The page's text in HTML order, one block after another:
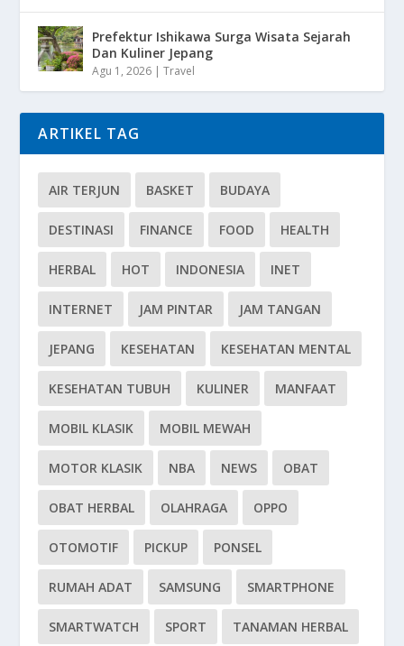
Prefektur Ishikawa Surga Wisata Sejarah
Dan Kuliner Jepang
Agu 1, 2026 |Travel
ARTIKEL TAG
AIR TERJUN BASKET BUDAYA
DESTINASI FINANCE FOOD HEALTH
HERBAL HOT INDONESIA INET
INTERNET JAM PINTAR JAM TANGAN
JEPANG KESEHATAN KESEHATAN MENTAL
KESEHATAN TUBUH KULINER MANFAAT
MOBIL KLASIK MOBIL MEWAH
MOTOR KLASIK NBA NEWS OBAT
OBAT HERBAL OLAHRAGA OPPO
OTOMOTIF PICKUP PONSEL
RUMAH ADAT SAMSUNG SMARTPHONE
SMARTWATCH SPORT TANAMAN HERBAL